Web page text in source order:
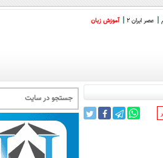
عصر ایران 2 آموزش زبان